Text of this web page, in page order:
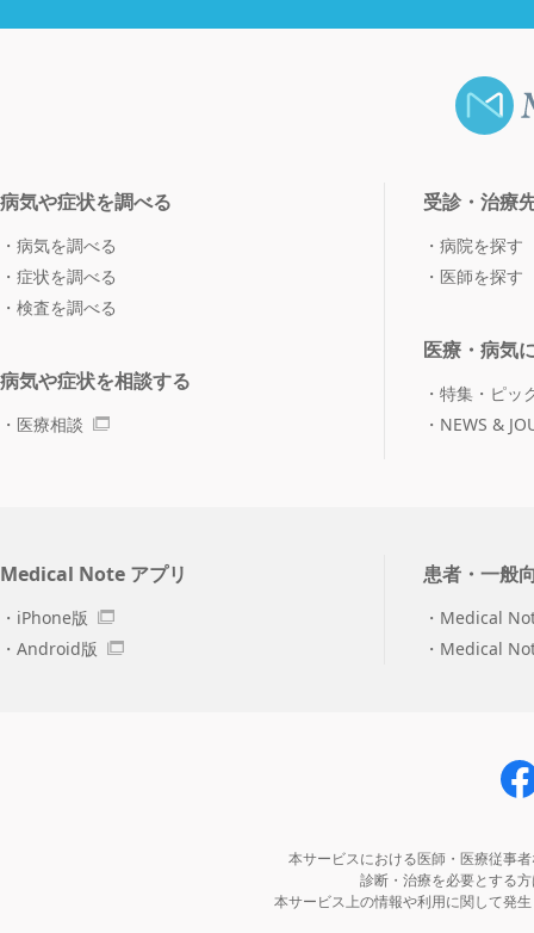
病気や症状を調べる
病気を調べる
症状を調べる
検査を調べる
病気や症状を相談する
医療相談
受診・治療
病院を探す
医師を探す
医療・病気
特集・ピッ
NEWS &
Medical Note アプリ
iPhone版
Android版
患者・一般
Medical
Medical
本サービスにおける医師・医療従事
診断・治療を必要とする
本サービス上の情報や利用に関して発